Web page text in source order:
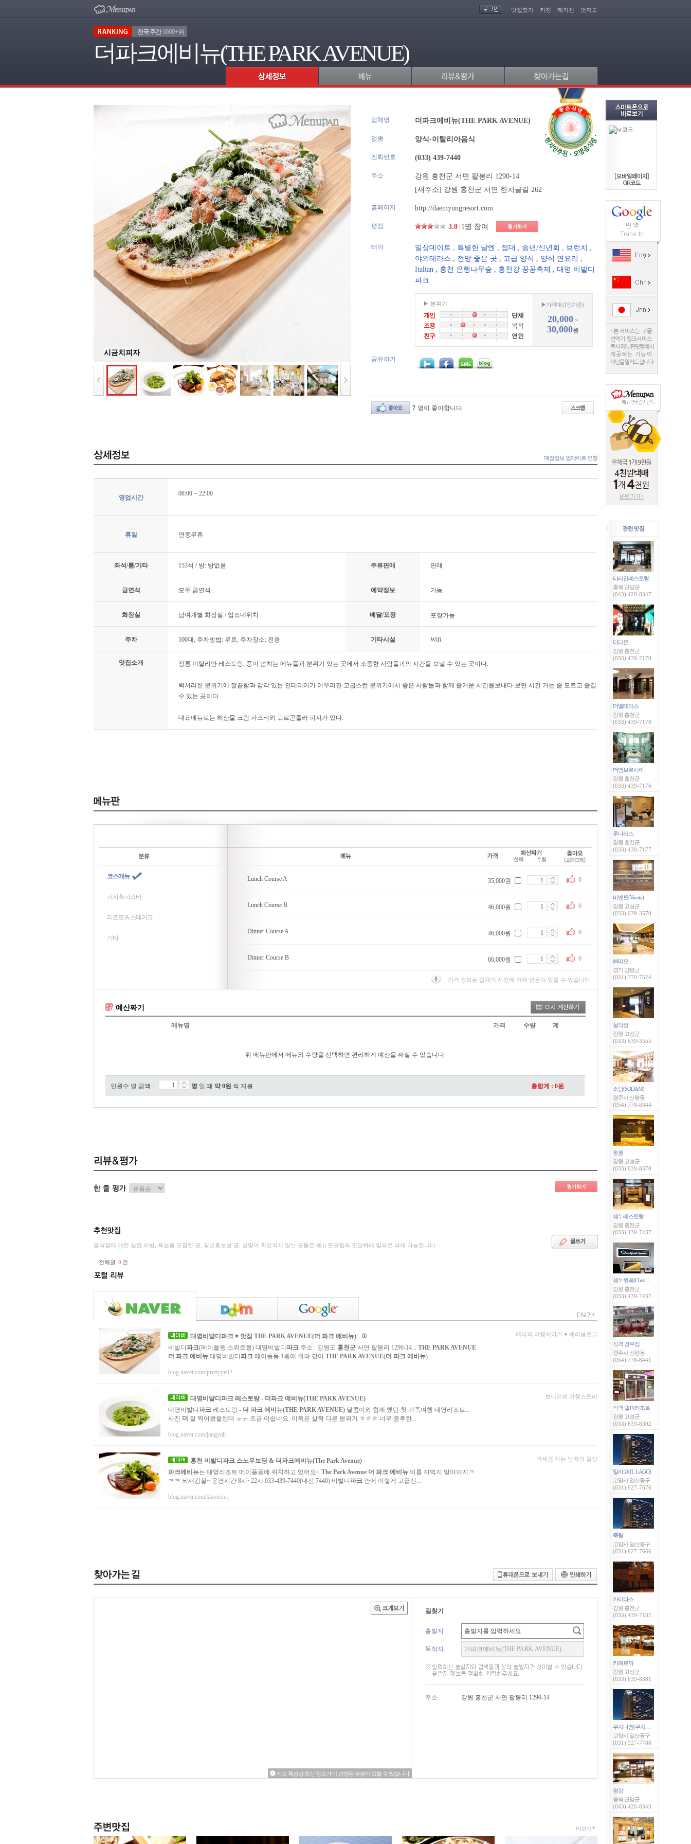
맛집찾기 키친 매거진 맛지도
전국 주간1000+위
더파크에비뉴(THE PARK AVENUE)
시금치피자
업체명 더파크에비뉴(THE PARK AVENUE)
업종 양식-이탈리아음식
전화번호 (033) 439-7440
주소
강원 홍천군 서면 팔봉리 1290-14
[새주소] 강원 홍천군 서면 한치골길 262
홈페이지 http://daemyungresort.com
평점 3.0 1명 참여
테마 일상데이트 , 특별한 날엔 , 접대 , 송년/신년회 , 브런치
,
야외테라스 , 전망 좋은 곳 , 고급 양식 , 양식 면요리
,
Italian , 홍천 은행나무숲 , 홍천강 꽁꽁축제 , 대명 비발디
파크
▶ 분위기
개인
단체
조용
북적
친구
연인
▶가격대 (1인기준)
20,000~
30,000원
공유하기
7 명이 좋아합니다.
매장정보 업데이트 요청
영업시간
08:00 ~ 22:00
휴일 연중무휴
좌석/룸/기타 153석 / 방: 방없음 주류판매 판매
금연석 모두 금연석 예약정보 가능
화장실 남여개별 화장실 / 업소내위치 배달/포장 포장가능
주차 100대, 주차방법: 무료, 주차장소: 전용 기타시설 Wifi
맛집소개 정통 이탈리안 레스토랑, 풍미 넘치는 메뉴들과 분위기 있는 곳에서 소중한 사람들과의 시간을 보낼 수 있는 곳이다.
럭셔리한 분위기에 깔끔함과 감각 있는 인테리어가 어우러진 고급스런 분위기에서 좋은 사람들과 함께 즐거운 시간을보내다 보면 시간 가는 줄 모르고 즐길
수 있는 곳이다.
대표메뉴로는 해산물 크림 파스타와 고르곤졸라 피자가 있다.
코스메뉴
피자 & 파스타
리조또 & 스테이크
기타
Lunch Course A 35,000원 0
Lunch Course B 46,000원 0
Dinner Course A 46,000원 0
Dinner Course B 66,000원 0
가격 정보는 업체의 사정에 의해 변동이 있을 수 있습니다.
예산짜기
메뉴명 가격 수량 계
위 메뉴판에서 메뉴와 수량을 선택하면 편리하게 예산을 짜실 수 있습니다.
인원수 별 금액 : 명 일 때 약0원 씩 지불 총합계 : 0원
음식점에 대한 심한 비방, 욕설을 포함한 글, 광고홍보성 글, 실명이 확인되지 않는 글들은 메뉴판닷컴의 판단하에 임의로 삭제 가능합니다.
전체글 0 건
대명비발디 파크 ♥ 맛집 THE PARK AVENUE(더 파크 에비뉴) - ①
비발디 파크(메이플동 스위트형) 대명비발디 파크 주소 : 강원도 홍천군 서면 팔봉리 1290-14... THE PARK AVENUE
더 파크 에비뉴 대명비발디 파크 메이플동 1층에 위와 같이 THE PARK AVENUE(더 파크 에비뉴)...
blog.naver.com/prettyye02
예리의 여행이야기 ♥ 예리블로그
대명비발디 파크 레스토랑 - 더파크 에비뉴(THE PARK AVENUE)
대명비발디 파크 레스토랑 - 더 파크 에비뉴(THE PARK AVENUE) 달콤이와 함께 했던 첫 가족여행 대명리조트...
사진 더 잘 찍어왔을텐데 ㅠㅠ 조금 아쉽네요. 이쪽은 살짝 다른 분위기 ㅎㅎㅎ 너무 중후한...
blog.naver.com/jangyah
보네르의 여행스토리
홍천 비발디 파크 스노우보딩 & 더파크에비뉴(The Park Avenue)
파크에비뉴는 대명리조트 메이플동에 위치하고 있어요~ The Park Avenue 더 파크 에비뉴 이름 까먹지 말아야지ㅋ
ㅋㅋ 되새김질~ 운영시간 8시~22시 033-439-7440(내선 7440) 비발디 파크 안에 이렇게 고급진...
blog.naver.com/slayerscj
역세권 사는 남자의 일상
지도 특성상 최신 정보가 미 반영된 부분이 있을 수 있습니다.
길찾기
출발지
목적지
주소 강원 홍천군 서면 팔봉리 1290-14
더보기
다리안레스토랑
충북 단양군
(043) 420-8347
더디온
강원 홍천군
(033) 439-7179
더엘테이스
강원 홍천군
(033) 439-7178
더엠브로시아
강원 홍천군
(033) 439-7176
루나리스
강원 홍천군
(033) 439-7177
비엔토(Viento)
강원 고성군
(033) 639-3570
빠띠오
경기 양평군
(031) 770-7524
설악정
강원 고성군
(033) 639-3555
소담(SODAM)
경주시 신평동
(054) 778-8344
송원
강원 고성군
(033) 639-8370
쉐누레스토랑
강원 홍천군
(033) 439-7437
강원 홍천군
(033) 439-7437
식객 경주점
경주시 신평동
(054) 778-8441
식객 델피리조트
강원 고성군
(033) 639-8392
일라고(IL LAGO)
고양시 일산동구
(031) 927-7676
죽림
고양시 일산동구
(031) 927-7666
카이타스
강원 홍천군
(033) 439-7182
카페로까
강원 고성군
(033) 639-8381
고양시 일산동구
(031) 927-7788
평강
충북 단양군
(043) 420-8343